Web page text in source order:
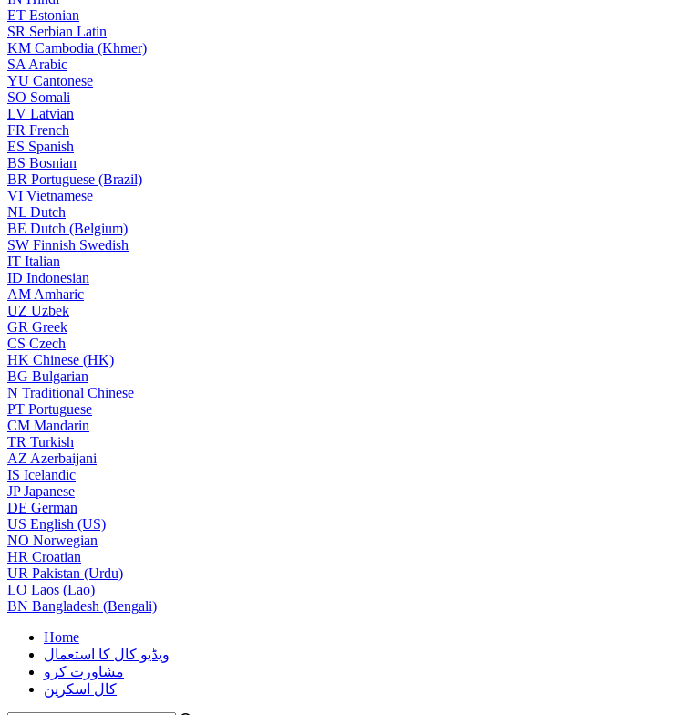
ET Estonian
SR Serbian Latin
KM Cambodia (Khmer)
SA Arabic
YU Cantonese
SO Somali
LV Latvian
FR French
ES Spanish
BS Bosnian
BR Portuguese (Brazil)
VI Vietnamese
NL Dutch
BE Dutch (Belgium)
SW Finnish Swedish
IT Italian
ID Indonesian
AM Amharic
UZ Uzbek
GR Greek
CS Czech
HK Chinese (HK)
BG Bulgarian
N Traditional Chinese
PT Portuguese
CM Mandarin
TR Turkish
AZ Azerbaijani
IS Icelandic
JPJapanese
DE German
US English (US)
NO Norwegian
HR Croatian
UR Pakistan (Urdu)
LO Laos (Lao)
BN Bangladesh (Bengali)
Home
ویڈیو کال کا استعمال
مشاورت کرو
کال اسکرین